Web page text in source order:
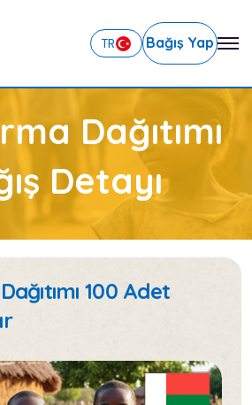
TR Bağış Yap
Dağıtımı
Detayı
100 Adet